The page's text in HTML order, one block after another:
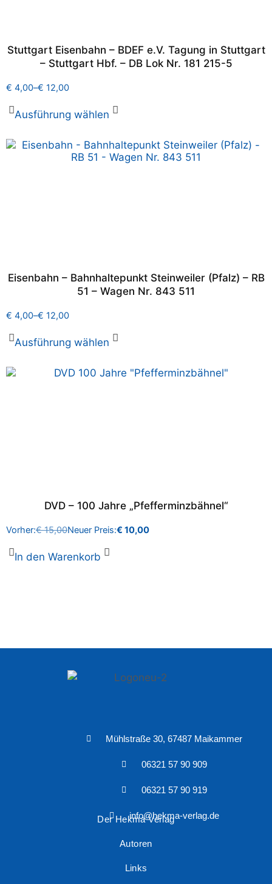
Stuttgart Eisenbahn – BDEF e.V. Tagung in Stuttgart
– Stuttgart Hbf. – DB Lok Nr. 181 215-5
€ 4,00–€ 12,00
Ausführung wählen
Eisenbahn – Bahnhaltepunkt Steinweiler (Pfalz) – RB
51 – Wagen Nr. 843 511
€ 4,00–€ 12,00
Ausführung wählen
DVD – 100 Jahre „Pfefferminzbähnel“
Vorher:€15,00Neuer Preis:€ 10,00
In den Warenkorb
Mühlstraße 30, 67487 Maikammer
06321 57 90 909
06321 57 90 919
info@hekma-verlag.de
Der Hekma Verlag
Autoren
Links